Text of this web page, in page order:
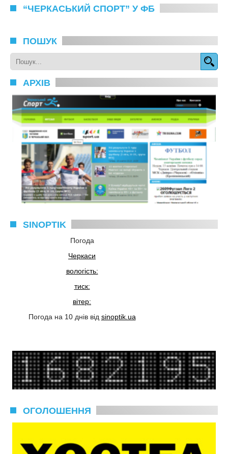
“ЧЕРКАСЬКИЙ СПОРТ” У ФБ
ПОШУК
АРХІВ
SINOPTIK
Погода
Черкаси
вологість:
тиск:
вітер:
Погода на 10 днів від sinoptik.ua
ОГОЛОШЕННЯ